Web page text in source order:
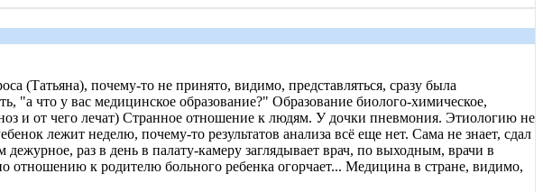
(Татьяна), почему-то не принято, видимо, представляться, сразу была
"а что у вас медицинское образование?" Образование биолого-химическое,
и от чего лечат) Странное отношение к людям. У дочки пневмония. Этиологию не
лежит неделю, почему-то результатов анализа всё еще нет. Сама не знает, сдал
раз в день в палату-камеру заглядывает врач, по выходным, врачи в
отношению к родителю больного ребенка огорчает... Медицина в стране, видимо,